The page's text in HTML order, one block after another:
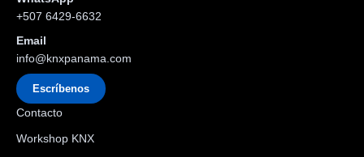
+507 6429-6632
Email
info@knxpanama.com
Escríbenos
Contacto
Workshop KNX